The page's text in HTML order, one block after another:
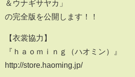
＆ウナギサヤカ」
の完全版を公開します！！
【衣裳協力】
『ｈａｏｍｉｎｇ（ハオミン）』
http://store.haoming.jp/